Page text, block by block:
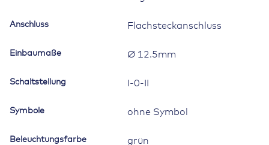
Anschluss Flachsteckanschluss
Einbaumaße Ø 12.5mm
Schaltstellung I-0-II
Symbole ohne Symbol
Beleuchtungsfarbe grün